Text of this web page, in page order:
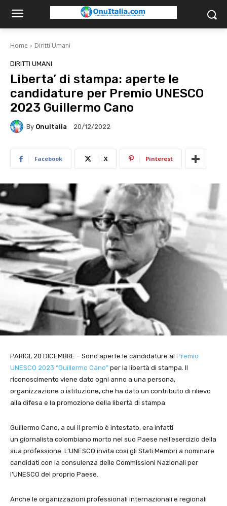
Home Diritti Umani
DIRITTI UMANI
Liberta’ di stampa: aperte le
candidature per Premio UNESCO
2023 Guillermo Cano
By OnuItalia 20/12/2022
Facebook X Pinterest
PARIGI, 20 DICEMBRE – Sono aperte le candidature al Premio
UNESCO 2023 “Guillermo Cano” per la libertà di stampa. Il
riconoscimento viene dato ogni anno a una persona,
organizzazione o istituzione, che ha dato un contributo di rilievo
alla difesa e la promozione della libertà di stampa.
Guillermo Cano, a cui il premio è intestato, era infatti
un giornalista colombiano morto nel suo Paese nell’esercizio della
sua professione. L’UNESCO invita così gli Stati Membri a nominare
candidati con la consulenza delle Commissioni Nazionali per
l’UNESCO del proprio Paese.
Anche le organizzazioni professionali internazionali e regionali